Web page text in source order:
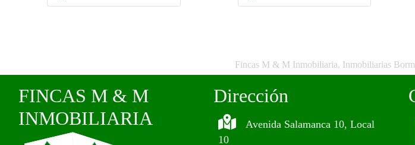
Fincas M & M Inmobiliaria, Inmobiliarias
FINCAS M & M
INMOBILIARIA
Dirección
Avenida Salamanca 10, Local
10